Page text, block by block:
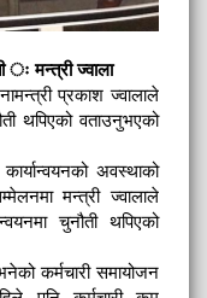
ः मन्त्री ज्वाला
प्रकाश ज्वालाले
थपिएको वताउनुभएको
अवस्थाको
मन्त्री ज्वालाले
चुनौती थपिएको
कर्मचारी समायोजन